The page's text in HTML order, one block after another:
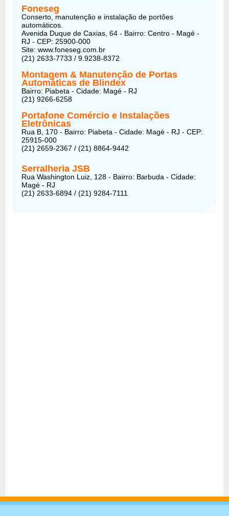
Foneseg
Conserto, manutenção e instalação de portões
automáticos.
Avenida Duque de Caxias, 64 - Bairro: Centro - Magé -
RJ - CEP: 25900-000
Site: www.foneseg.com.br
(21) 2633-7733 / 9.9238-8372
Montagem & Manutenção de Portas
Automáticas de Blindex
Bairro: Piabeta - Cidade: Magé - RJ
(21) 9266-6258
Portafone Comércio e Instalações
Eletrônicas
Rua B, 170 - Bairro: Piabeta - Cidade: Magé - RJ - CEP:
25915-000
(21) 2659-2367 / (21) 8864-9442
Serralheria JSB
Rua Washington Luiz, 128 - Bairro: Barbuda - Cidade:
Magé - RJ
(21) 2633-6894 / (21) 9284-7111